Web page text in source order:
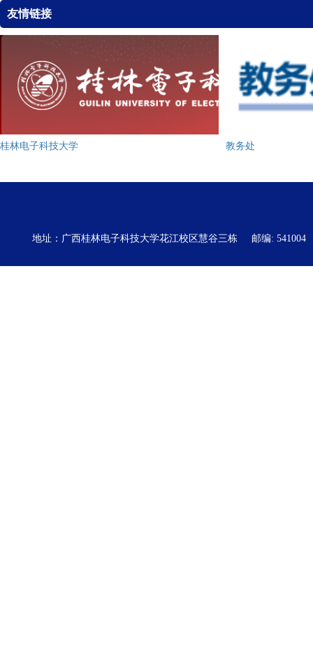
友情链接
桂林电子科技大学 教务处
地址：广西桂林电子科技大学花江校区慧谷三栋 邮编: 541004